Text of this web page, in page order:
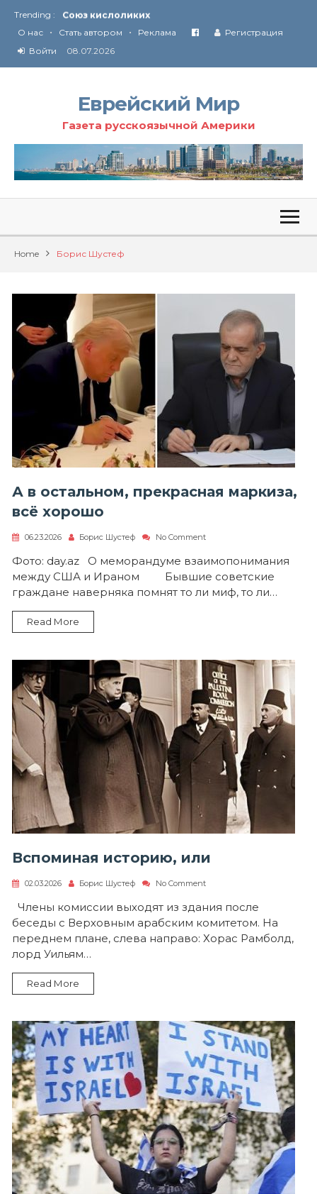
Trending :
Соглашение США с Ираном
Технология Революции в Иране
О нас • Стать автором • Реклама
Регистрация
Войти
08.07.2026
Еврейский Мир
Газета русскоязычной Америки
Home Борис Шустеф
А в остальном, прекрасная маркиза,
всё хорошо
06.23.2026 Борис Шустеф No Commenton
в
прекрасная
маркиза,
Фото: day.az О меморандуме взаимопонимания
между США и Ираном Бывшие советские
граждане наверняка помнят то ли миф, то ли…
Read More
Вспоминая историю, или
02.03.2026 Борис Шустеф No Commenton
историю,
или
Члены комиссии выходят из здания после
беседы с Верховным арабским комитетом. На
переднем плане, слева направо: Хорас Рамболд,
лорд Уильям…
Read More